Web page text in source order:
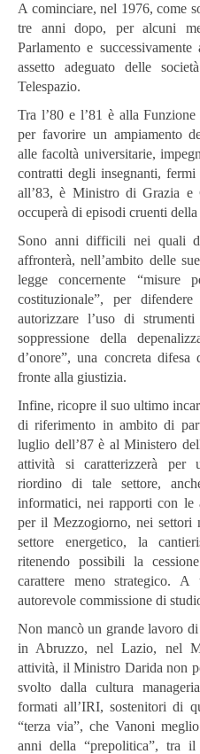
A cominciare, nel 1976, come
tre anni dopo, per alcuni
Parlamento e
assetto adeguato delle
Telespazio.
Tra l’80 e l’81 è alla
per favorire un ampiamento
alle facoltà universitarie,
contratti degli insegnanti,
all’83, è Ministro di Grazia e
occuperà di episodi cruenti
Sono anni difficili nei quali
affronterà, nell’ambito delle
legge concernente “misure
costituzionale”, per
autorizzare l’uso di
soppressione della
d’onore”, una concreta difesa
fronte alla giustizia.
Infine, ricopre il suo ultimo
di riferimento in ambito di
luglio dell’87 è al Ministero
attività si caratterizzerà per
riordino di tale settore,
informatici, nei rapporti con le
per il Mezzogiorno, nei settori
settore energetico, la
ritenendo possibili la
carattere meno strategico.
autorevole commissione di
Non mancò un grande lavoro di
in Abruzzo, nel Lazio, nel
attività, il Ministro Darida non
svolto dalla cultura
formati all’IRI, sostenitori di
“terza via”, che Vanoni
anni della “prepolitica”, tra